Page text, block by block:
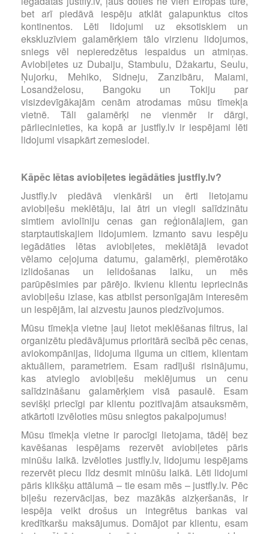
bet arī piedāvā iespēju atklāt galapunktus citos
kontinentos. Lēti lidojumi uz eksotiskiem un
ekskluzīviem galamērķiem tālo virzienu lidojumos,
sniegs vēl nepieredzētus iespaidus un atmiņas.
Aviobiļetes uz Dubaiju, Stambulu, Džakartu, Seulu,
Ņujorku, Mehiko, Sidneju, Zanzibāru, Maiami,
Losandželosu, Bangoku un Tokiju par
visizdevīgākajām cenām atrodamas mūsu tīmekļa
vietnē. Tāli galamērķi ne vienmēr ir dārgi,
pārliecinieties, ka kopā ar justfly.lv ir iespējami lēti
lidojumi visapkārt zemeslodei.
Kāpēc lētas aviobiļetes iegādāties justfly.lv?
Justfly.lv piedāvā vienkārši un ērti lietojamu
aviobiļešu meklētāju, lai ātri un viegli salīdzinātu
simtiem aviolīniju cenas gan reģionālajiem, gan
starptautiskajiem lidojumiem. Izmanto savu iespēju
iegādāties lētas aviobiļetes, meklētājā ievadot
vēlamo ceļojuma datumu, galamērķi, piemērotāko
izlidošanas un ielidošanas laiku, un mēs
parūpēsimies par pārējo. Ikvienu klientu iepriecinās
aviobiļešu izlase, kas atbilst personīgajām interesēm
un iespējām, lai aizvestu jaunos piedzīvojumos.
Mūsu tīmekļa vietne ļauj lietot meklēšanas filtrus, lai
organizētu piedāvājumus prioritārā secībā pēc cenas,
aviokompānijas, lidojuma ilguma un citiem, klientam
aktuāliem, parametriem. Esam radījuši risinājumu,
kas atvieglo aviobiļešu meklējumus un cenu
salīdzināšanu galamērķiem visā pasaulē. Esam
sevišķi priecīgi par klientu pozitīvajām atsauksmēm,
atkārtoti izvēloties mūsu sniegtos pakalpojumus!
Mūsu tīmekļa vietne ir parocīgi lietojama, tādēļ bez
kavēšanas iespējams rezervēt aviobiļetes pāris
minūšu laikā. Izvēloties justfly.lv, lidojumu iespējams
rezervēt piecu līdz desmit minūšu laikā. Lēti lidojumi
pāris klikšķu attālumā – tie esam mēs – justfly.lv. Pēc
biļešu rezervācijas, bez mazākās aizķeršanās, ir
iespēja veikt drošus un integrētus bankas vai
kredītkaršu maksājumus. Domājot par klientu, esam